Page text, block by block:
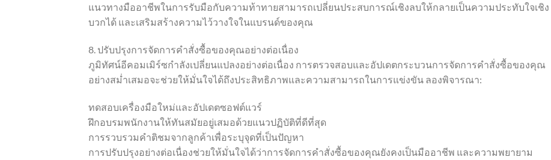
แนวทางมืออาชีพในการรับมือกับความท้าทายสามารถเปลี่ยนประสบการณ์เชิงลบให้กลายเป็นความประทับใจเชิง
บวกได้ และเสริมสร้างความไว้วางใจในแบรนด์ของคุณ
8. ปรับปรุงการจัดการคำสั่งซื้อของคุณอย่างต่อเนื่อง
ภูมิทัศน์อีคอมเมิร์ซกำลังเปลี่ยนแปลงอย่างต่อเนื่อง การตรวจสอบและอัปเดตกระบวนการจัดการคำสั่งซื้อของคุณ
อย่างสม่ำเสมอจะช่วยให้มั่นใจได้ถึงประสิทธิภาพและความสามารถในการแข่งขัน ลองพิจารณา:
ทดสอบเครื่องมือใหม่และอัปเดตซอฟต์แวร์
ฝึกอบรมพนักงานให้ทันสมัยอยู่เสมอด้วยแนวปฏิบัติที่ดีที่สุด
การรวบรวมคำติชมจากลูกค้าเพื่อระบุจุดที่เป็นปัญหา
การปรับปรุงอย่างต่อเนื่องช่วยให้มั่นใจได้ว่าการจัดการคำสั่งซื้อของคุณยังคงเป็นมืออาชีพ และความพยายาม